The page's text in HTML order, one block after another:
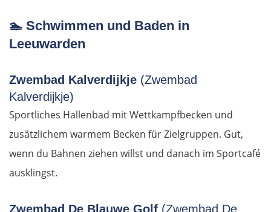
🏊 Schwimmen und Baden in
Leeuwarden
Zwembad Kalverdijkje (Zwembad
Kalverdijkje)
Sportliches Hallenbad mit Wettkampfbecken und
zusätzlichem warmem Becken für Zielgruppen. Gut,
wenn du Bahnen ziehen willst und danach im Sportcafé
ausklingst.
Zwembad De Blauwe Golf (Zwembad De
Katerini
Kalambaka
Meteora-Klöster